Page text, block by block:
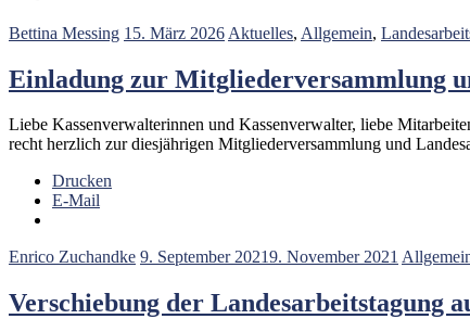
Bettina Messing 15. März 2026 Aktuelles, Allgemein,
Einladung zur Mitgliederversammlung
Liebe Kassenverwalterinnen und Kassenverwalter, liebe
recht herzlich zur diesjährigen Mitgliederversammlung und
Drucken
E-Mail
Enrico Zuchandke 9. September 20219. November 2021
Verschiebung der Landesarbeitstagung